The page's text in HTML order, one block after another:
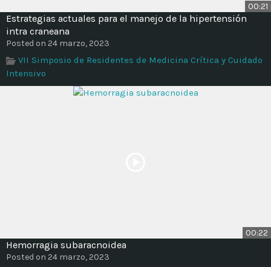
00:21
Estrategias actuales para el manejo de la hipertensión
intra craneana
Posted on 24 marzo, 2023
VII Simposio de Residentes de Medicina Crítica y Cuidado
Intensivo
00:22
Hemorragia subaracnoidea
Posted on 24 marzo, 2023